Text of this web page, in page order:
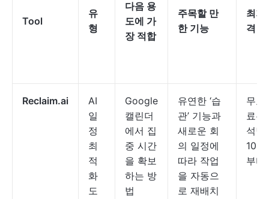
Tool
유
형
다음 용
도에 가
장 적합
주목할 만
한 기능
최저
격
Reclaim.ai
AI
일
정
최
적
화
도
Google
캘린더
에서 집
중 시간
을 확보
하는 방
법
유연한 ‘습
관’ 기능과
새로운 회
의 일정에
따라 작업
을 자동으
로 재배치
무료
료는
석당
10달
부터